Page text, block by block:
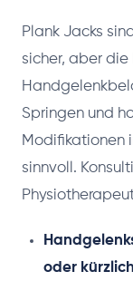
Plank Jacks
sicher, aber
Springen und
Modifikationen
sinnvoll.
oder